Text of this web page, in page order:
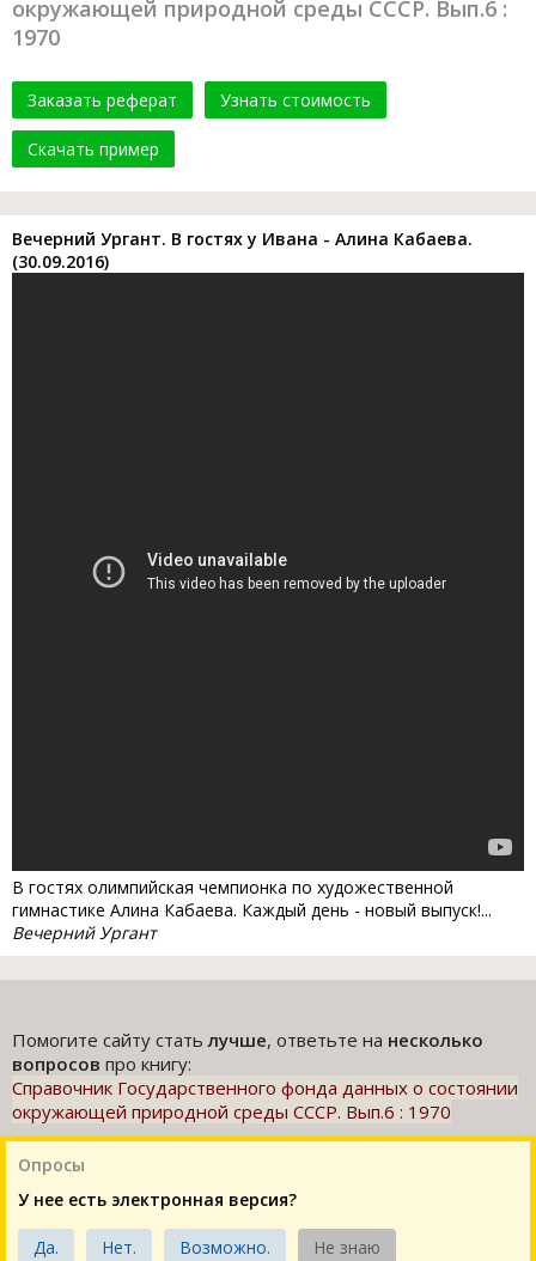
окружающей природной среды СССР. Вып.6 :
1970
Заказать реферат Узнать стоимость
Скачать пример
Вечерний Ургант. В гостях у Ивана - Алина Кабаева.
(30.09.2016)
В гостях олимпийская чемпионка по художественной
гимнастике Алина Кабаева. Каждый день - новый выпуск!...
Вечерний Ургант
Помогите сайту статьлучше, ответьте на несколько
вопросов про книгу:
Справочник Государственного фонда данных о состоянии
окружающей природной среды СССР. Вып.6 : 1970
Опросы
У нее есть электронная версия?
Да. Нет. Возможно. Не знаю